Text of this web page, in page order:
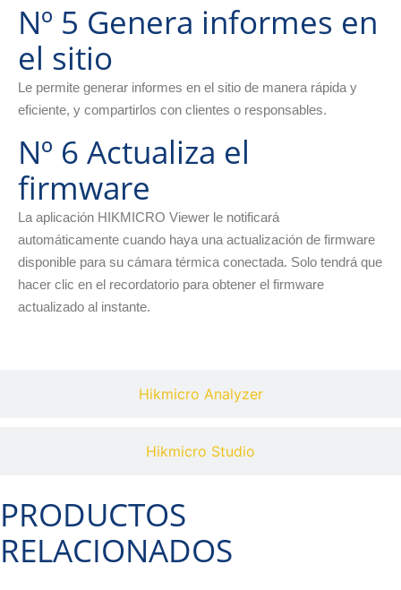
Hikmicro Analyzer
Hikmicro Studio
Nº 5 Genera informes en
el sitio
Le permite generar informes en el sitio de manera rápida y
eficiente, y compartirlos con clientes o responsables.
Nº 6 Actualiza el
firmware
La aplicación HIKMICRO Viewer le notificará
automáticamente cuando haya una actualización de firmware
disponible para su cámara térmica conectada. Solo tendrá que
hacer clic en el recordatorio para obtener el firmware
actualizado al instante.
PRODUCTOS
RELACIONADOS